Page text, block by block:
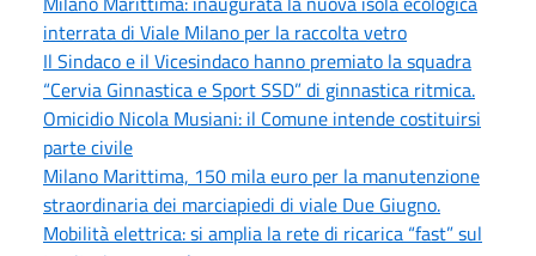
interrata di Viale Milano per la raccolta vetro
Il Sindaco e il Vicesindaco hanno premiato la squadra
“Cervia Ginnastica e Sport SSD” di ginnastica ritmica.
Omicidio Nicola Musiani: il Comune intende costituirsi
parte civile
Milano Marittima, 150 mila euro per la manutenzione
straordinaria dei marciapiedi di viale Due Giugno.
Mobilità elettrica: si amplia la rete di ricarica “fast” sul